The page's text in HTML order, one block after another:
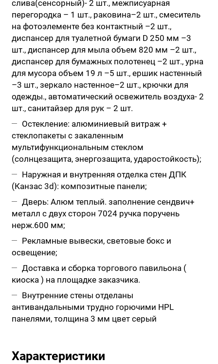
слива(сенсорный)- 2 шт., межписуарная
перегородка – 1 шт., раковина–2 шт., смеситель
на фотоэлементе без контактный –2 шт.,
диспансер для туалетной бумаги D 250 мм –3
шт., диспансер для мыла объем 820 мм –2 шт.,
диспансер для бумажных полотенец –2 шт., урна
для мусора объем 19 л –5 шт., ершик настенный
–3 шт., зеркало настенное–2 шт., крючки для
одежды., автоматический освежитель воздуха- 2
шт., санитайзер для рук – 2 шт.
Остекление: алюминиевый витраж +
стеклопакеты с закаленным
мультифункциональным стеклом
(солнцезащита, энергозащита, ударостойкость);
Наружная и внутренняя отделка стен ДПК
(Канзас 3d): композитные панели;
Дверь: Алюм теплый. заполнение сендвич+
металл с двух сторон 7024 ручка поручень
нерж.600 мм;
Рекламные вывески, световые бокс и
освещение;
Доставка и сборка торгового павильона (
киоска ) на площадке заказчика.
Внутренние стены отделаны
антивандальными трудно горючими HPL
панелями, толщина 3 мм цвет серый
Характеристики